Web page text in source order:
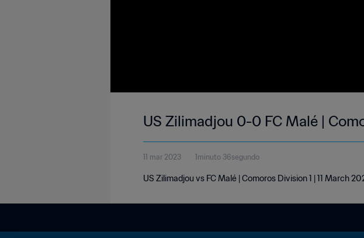
US Zilimadjou 0-0 FC Malé |
11 mar 2023 1minuto 36segundo
US Zilimadjou vs FC Malé | Comoros Division 1 | 11 March